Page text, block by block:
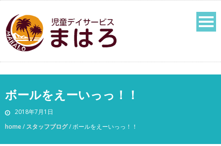
ボールをえーいっっ！！
2018年7月1日
home/ スタッフブログ/ボールをえーいっっ！！